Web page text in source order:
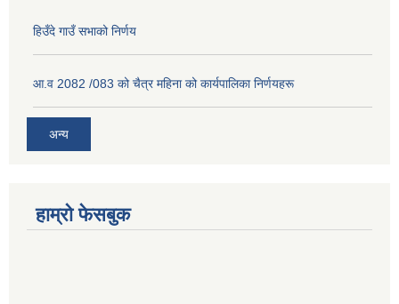
हिउँदे गाउँ सभाको निर्णय
आ.व 2082 /083 को चैत्र महिना को कार्यपालिका निर्णयहरू
अन्य
हाम्रो फेसबुक